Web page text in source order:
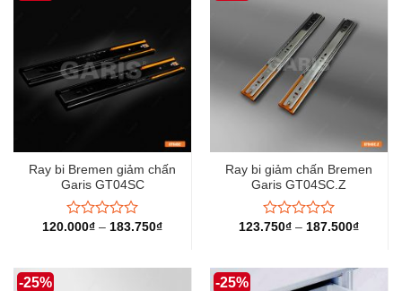
Ray bi Bremen giảm chấn
Garis GT04SC
Được
120.000₫ – 183.750₫
Ray bi giảm chấn Bremen
Garis GT04SC.Z
Được
0
123.750₫ – 187.500₫
-25% -25%